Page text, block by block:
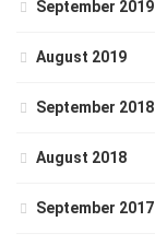
September 2019
August 2019
September 2018
August 2018
September 2017